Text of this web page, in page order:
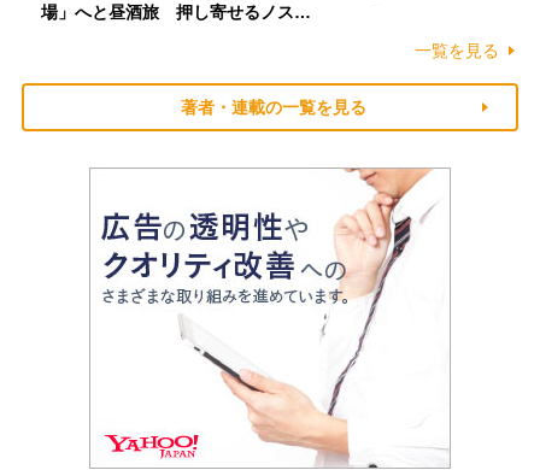
場」へと昼酒旅 押し寄せるノス…
一覧を見る
著者・連載の一覧を見る